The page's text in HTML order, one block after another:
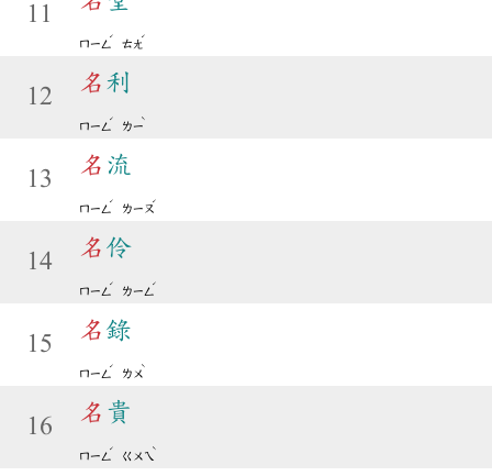
11
ㄇㄧㄥ
ˊ
ㄊㄤ
ˊ
12
名 利
ㄇㄧㄥ
ˊ
ㄌㄧ
ˋ
13
名 流
ㄇㄧㄥ
ˊ
ㄌㄧㄡ
ˊ
14
名 伶
ㄇㄧㄥ
ˊ
ㄌㄧㄥ
ˊ
15
名 錄
ㄇㄧㄥ
ˊ
ㄌㄨ
ˋ
16
名 貴
ㄇㄧㄥ
ˊ
ㄍㄨㄟ
ˋ